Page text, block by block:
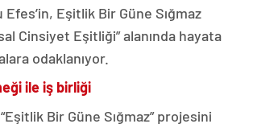
Eşitlik Bir Güne Sığmaz
Cinsiyet Eşitliği” alanında hayata
odaklanıyor.
ile iş birliği
Bir Güne Sığmaz” projesini